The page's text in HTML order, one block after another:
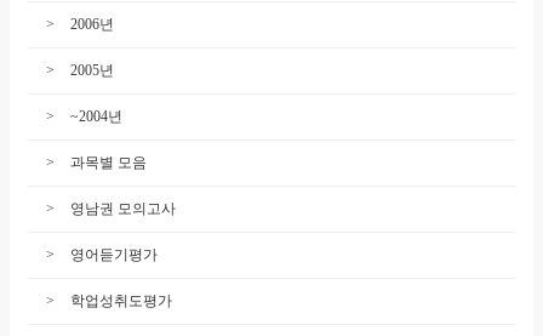
2006년
2005년
~2004년
과목별 모음
영남권 모의고사
영어듣기평가
학업성취도평가